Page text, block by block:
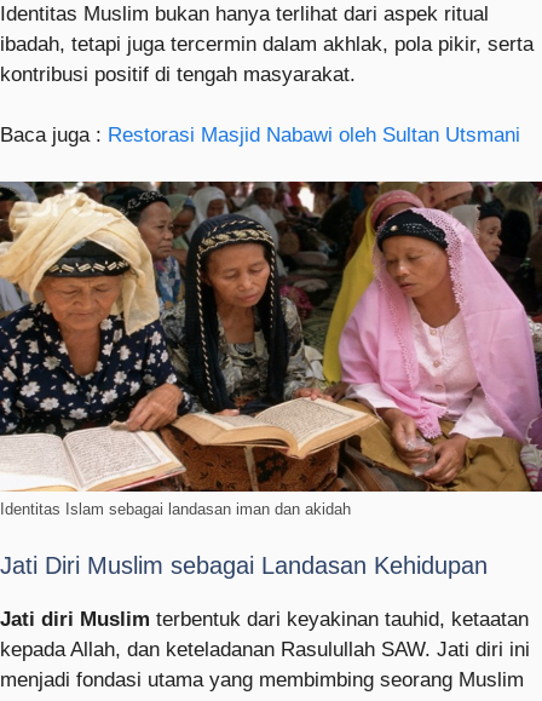
Identitas Muslim bukan hanya terlihat dari aspek ritual
ibadah, tetapi juga tercermin dalam akhlak, pola pikir, serta
kontribusi positif di tengah masyarakat.
Baca juga : Restorasi Masjid Nabawi oleh Sultan Utsmani
Identitas Islam sebagai landasan iman dan akidah
Jati Diri Muslim sebagai Landasan Kehidupan
Jati diri Muslim terbentuk dari keyakinan tauhid, ketaatan
kepada Allah, dan keteladanan Rasulullah SAW. Jati diri ini
menjadi fondasi utama yang membimbing seorang Muslim